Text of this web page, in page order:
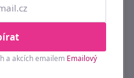
with love,
a akcích emailem Emailový